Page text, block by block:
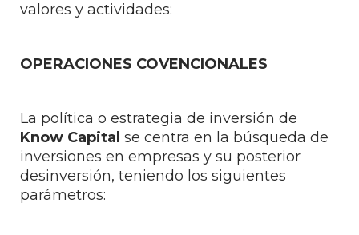
valores y actividades:
OPERACIONES COVENCIONALES
La política o estrategia de inversión de
Know Capital se centra en la búsqueda de
inversiones en empresas y su posterior
desinversión, teniendo los siguientes
parámetros: